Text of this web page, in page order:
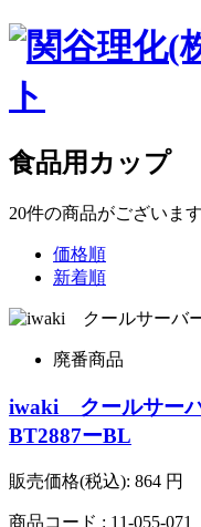
食品用カップ
20件の商品がございます
価格順
新着順
廃番商品
iwaki クールサー
BT2887ーBL
販売価格(税込): 864 円
商品コード : 11-055-071